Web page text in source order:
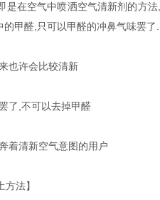
在空气中喷洒空气清新剂的方
的甲醛,只可以甲醛的冲鼻气味罢了.
也许会比较清新
了,不可以去掉甲醛
着清新空气意图的用户
法】